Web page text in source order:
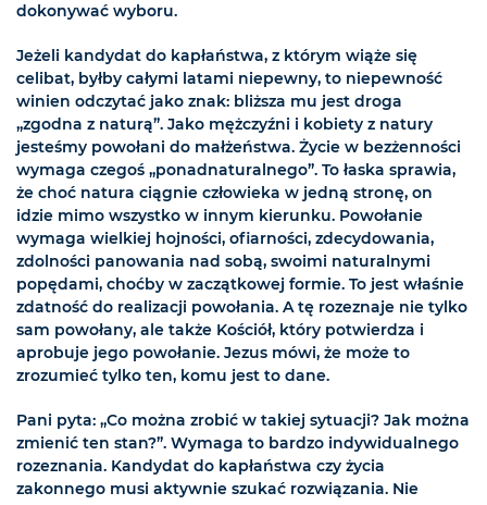
dokonywać wyboru.
Jeżeli kandydat do kapłaństwa, z którym wiąże się
celibat, byłby całymi latami niepewny, to niepewność
winien odczytać jako znak: bliższa mu jest droga
„zgodna z naturą”. Jako mężczyźni i kobiety z natury
jesteśmy powołani do małżeństwa. Życie w bezżenności
wymaga czegoś „ponadnaturalnego”. To łaska sprawia,
że choć natura ciągnie człowieka w jedną stronę, on
idzie mimo wszystko w innym kierunku. Powołanie
wymaga wielkiej hojności, ofiarności, zdecydowania,
zdolności panowania nad sobą, swoimi naturalnymi
popędami, choćby w zaczątkowej formie. To jest właśnie
zdatność do realizacji powołania. A tę rozeznaje nie tylko
sam powołany, ale także Kościół, który potwierdza i
aprobuje jego powołanie. Jezus mówi, że może to
zrozumieć tylko ten, komu jest to dane.
Pani pyta: „Co można zrobić w takiej sytuacji? Jak można
zmienić ten stan?”. Wymaga to bardzo indywidualnego
rozeznania. Kandydat do kapłaństwa czy życia
zakonnego musi aktywnie szukać rozwiązania. Nie